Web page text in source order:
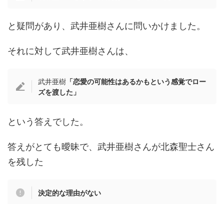
と疑問があり、武井亜樹さんに問いかけました。
それに対して武井亜樹さんは、
武井亜樹 「恋愛の可能性はあるかもという感覚でロー
ズを渡した」
という答えでした。
答えがとても曖昧で、武井亜樹さんが北森聖士さん
を残した
決定的な理由がない